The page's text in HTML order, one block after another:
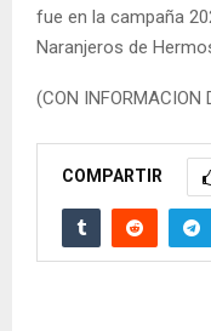
fue en la campaña
Naranjeros de
(CON INFORMACION
COMPARTIR